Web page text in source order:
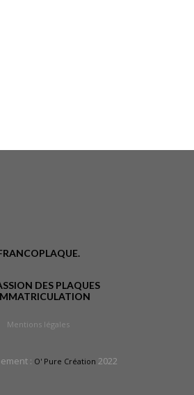
DES PLAQUES
Mentions légales
: O' Pure Création 2022